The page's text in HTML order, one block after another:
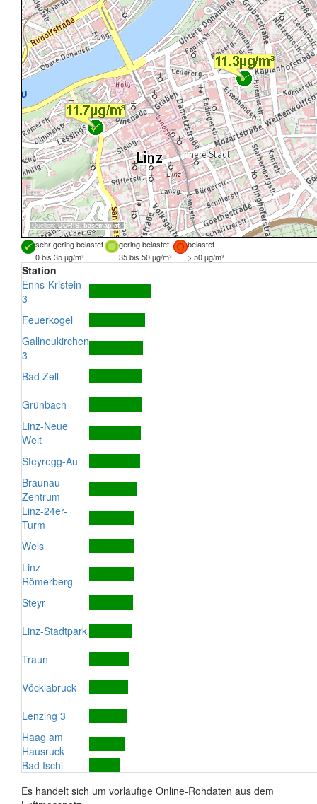
Quellen:DORIS, basemap.at
sehr gering belastet gering belastet
belastet
0 bis 35 µg/m³
35 bis 50 µg/m³ > 50 µg/m³
Station
Enns-Kristein
3
Feuerkogel
Gallneukirchen
3
Bad Zell
Grünbach
Linz-Neue
Welt
Steyregg-Au
Braunau
Zentrum
Linz-24er-
Turm
Wels
Linz-
Römerberg
Steyr
Linz-Stadtpark
Traun
Vöcklabruck
Lenzing 3
Haag am
Hausruck
Bad Ischl
Es handelt sich um vorläufige Online-Rohdaten aus dem